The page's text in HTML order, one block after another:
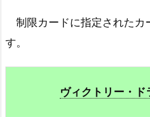
サイバーポッ
制限カードに指定されたカ
す。
ヴィクトリー・ド